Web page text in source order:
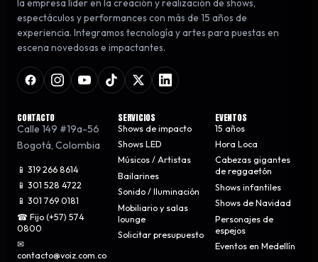
espectáculos y performances con más de 15 años de
experiencia. Integramos tecnología y artes para puestas en
escena novedosas e impactantes.
CONTACTO
Calle 149 #19a-56
Bogotá Colombia
📱 319 266 8614
📱 301 528 4722
📱 301 769 0181
☎ Fijo (+57) 574
0800
✉
contacto@voiz.com.co
SERVICIOS
Shows de impacto
Shows LED
Músicos / Artistas
Bailarines
Sonido / Iluminación
Mobiliario y salas
lounge
Solicitar presupuesto
EVENTOS
15 años
Hora Loca
Cabezas gigantes
de reggaetón
Shows infantiles
Shows de Navidad
Personajes de
espejos
Eventos en Medellín